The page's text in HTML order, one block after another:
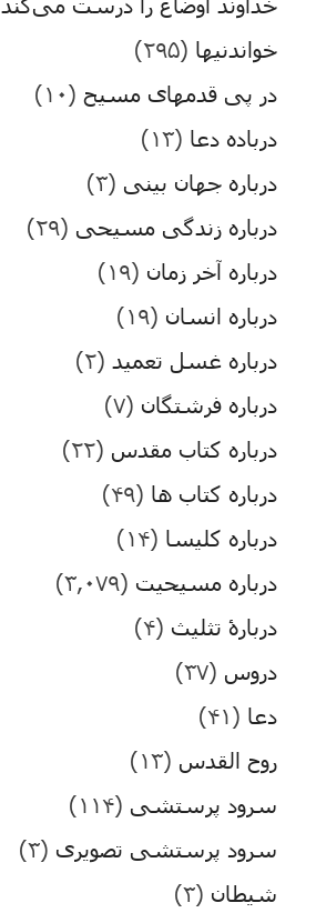
خواندنیها (۲۹۵)
در پی قدمهای مسیح (۱۰)
درباده دعا (۱۳)
درباره جهان بینی (۳)
درباره زندگی مسیحی (۲۹)
درباره آخر زمان (۱۹)
درباره انسان (۱۹)
درباره غسل تعمید (۲)
درباره فرشتگان (۷)
درباره کتاب مقدس (۲۲)
درباره کتاب ها (۴۹)
درباره کلیسا (۱۴)
درباره مسیحیت (۳,۰۷۹)
دربارۀ تثلیث (۴)
دروس (۳۷)
دعا (۴۱)
روح القدس (۱۳)
سرود پرستشی (۱۱۴)
سرود پرستشی تصویری (۳)
شیطان (۳)